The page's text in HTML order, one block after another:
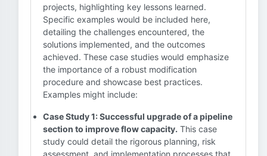
projects, highlighting key lessons learned.
Specific examples would be included here,
detailing the challenges encountered, the
solutions implemented, and the outcomes
achieved. These case studies would emphasize
the importance of a robust modification
procedure and showcase best practices.
Examples might include:
Case Study 1: Successful upgrade of a pipeline
section to improve flow capacity. This case
study could detail the rigorous planning, risk
assessment, and implementation processes that